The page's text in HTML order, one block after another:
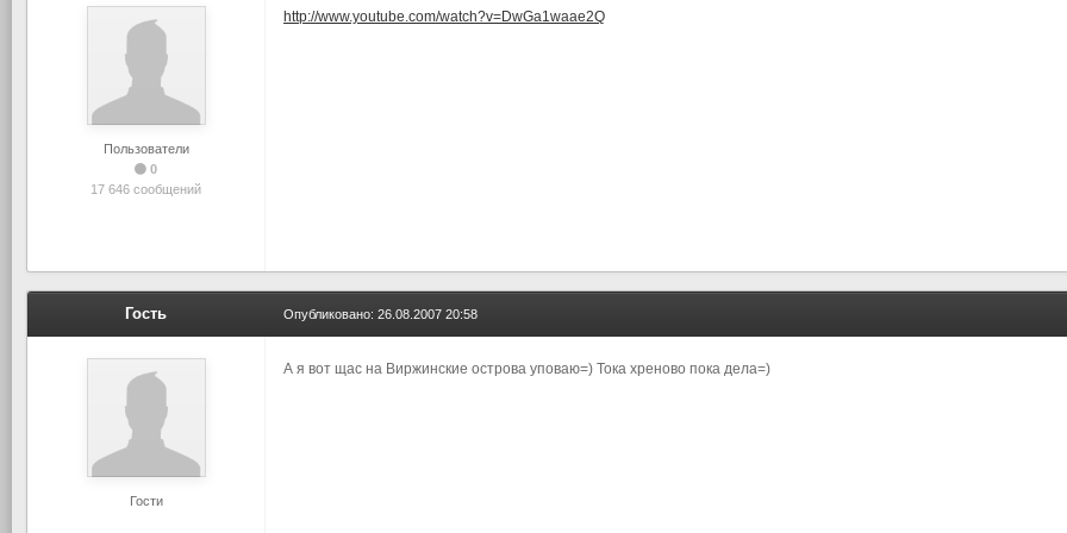
Пользователи
0
17 646 сообщений
http://www.youtube.com/watch?v=DwGa1waae2Q
Гость
Гости
Опубликовано: 26.08.2007 20:58
А я вот щас на Виржинские острова уповаю=) Тока хреново пока дела=)